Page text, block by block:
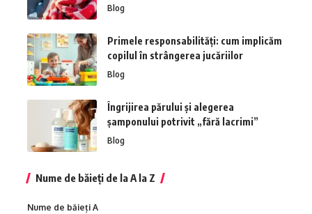
Blog
Primele responsabilități: cum implicăm
copilul în strângerea jucăriilor
Blog
Îngrijirea părului și alegerea
șamponului potrivit „fără lacrimi”
Blog
Nume de băieți de la A la Z
Nume de băieți A